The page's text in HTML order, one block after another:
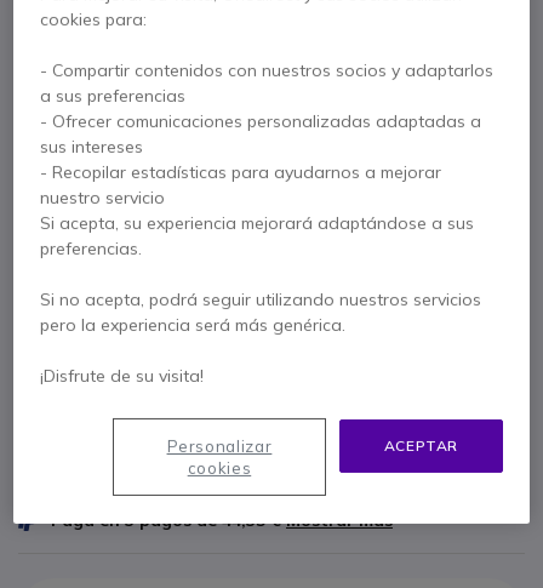
con pulsador
Ref. del producto: RONPA103 // Ref. fabricante: PA 103
Micrófono dinámico unidireccional con cuello de
cisne y pulsador, ideal para conferencias y
sonorización profesional
109,95 € s/Iva 133,04 € Iva incl.
Cantidad
AÑADIR AL CARRITO
PRESUPUESTO EN 4 H
18 productos en stock plataforma
Entrega:5-7 días
Paga en 3 pagos de44,35 € Mostrar más
cookies para:
- Compartir contenidos con nuestros socios y adaptarlos
a sus preferencias
- Ofrecer comunicaciones personalizadas adaptadas a
sus intereses
- Recopilar estadísticas para ayudarnos a mejorar
nuestro servicio
Si acepta, su experiencia mejorará adaptándose a sus
preferencias.
Si no acepta, podrá seguir utilizando nuestros servicios
pero la experiencia será más genérica.
¡Disfrute de su visita!
ACEPTAR
Personalizar
cookies